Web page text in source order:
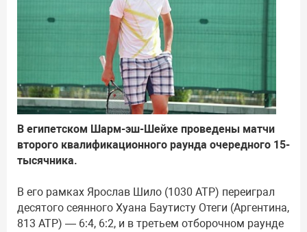
В египетском Шарм-эш-Шейхе проведены матчи
второго квалификационного раунда очередного 15-
тысячника.
В его рамках Ярослав Шило (1030 ATP) переиграл
десятого сеянного Хуана Баутисту Отеги (Аргентина,
813 ATP) — 6:4, 6:2, и в третьем отборочном раунде